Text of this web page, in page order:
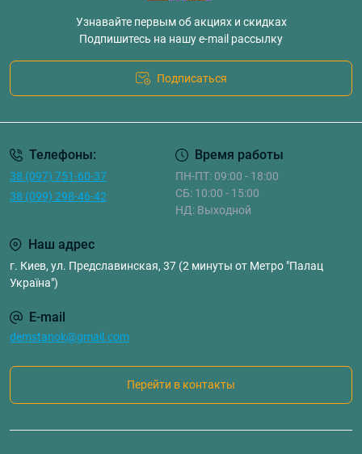
Узнавайте первым об акциях и скидках
Подпишитесь на нашу e-mail рассылку
Подписаться
Телефоны:
38 (097) 751-60-37
38 (099) 298-46-42
Время работы
ПН-ПТ: 09:00 - 18:00
СБ: 10:00 - 15:00
НД: Выходной
Наш адрес
г. Киев, ул. Предславинская, 37 (2 минуты от Метро "Палац
Україна")
E-mail
demstanok@gmail.com
Перейти в контакты